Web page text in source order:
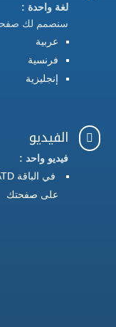
لغة واحدة :
سنصمم لك صفحتك
عربية
فرنسية
إنجليزية
 الفيديو
فيديو واحد :
على صفحتك